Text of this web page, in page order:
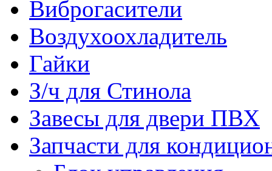
Виброгасители
Воздухоохладитель
Гайки
З/ч для Стинола
Завесы для двери ПВХ
Запчасти для